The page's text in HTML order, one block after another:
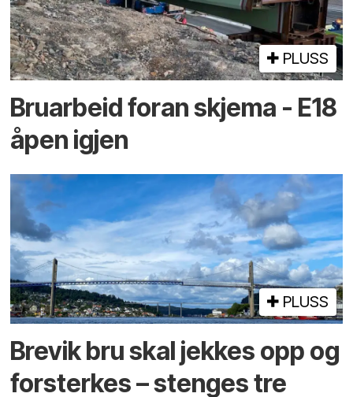
PLUSS
Bruarbeid foran skjema - E18
åpen igjen
PLUSS
Brevik bru skal jekkes opp og
forsterkes – stenges tre